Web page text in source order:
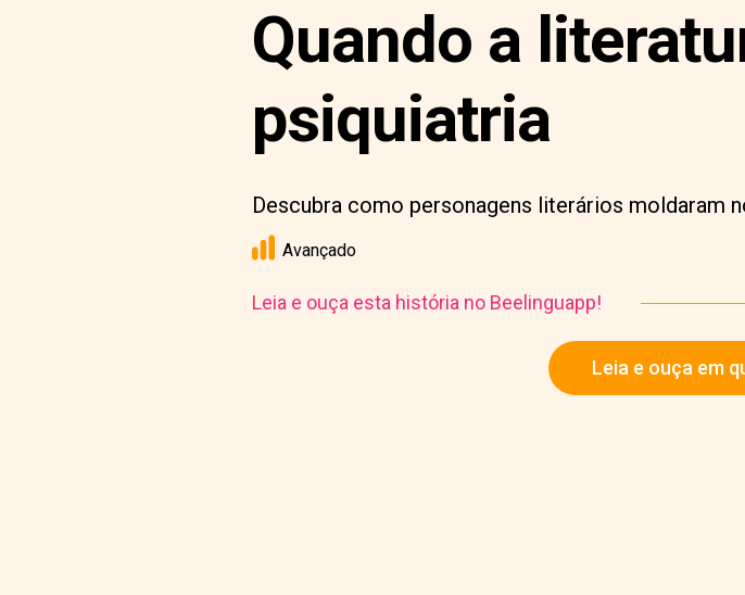
Quando a
psiquiatria
Descubra como personagens literários moldaram
Avançado
Leia e ouça esta história no Beelinguapp!
Leia e ouça em